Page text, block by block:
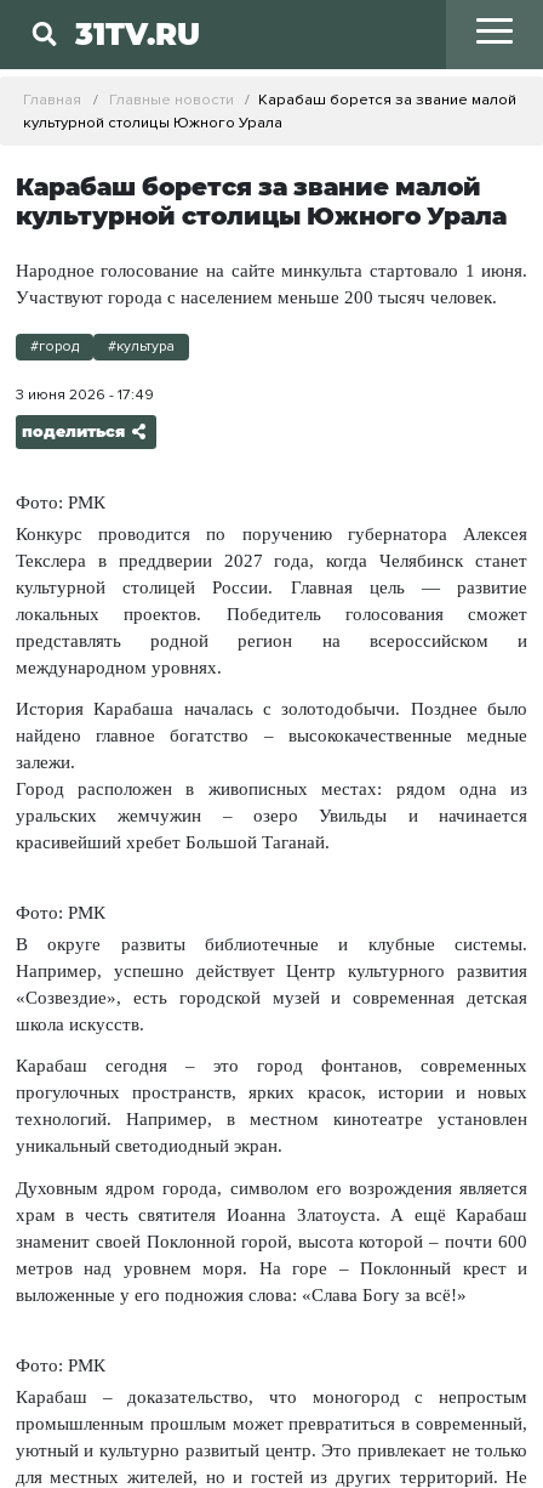
31TV.RU
Главная Главные новости
Карабаш борется за звание малой
культурной столицы Южного Урала
Карабаш борется за звание малой
культурной столицы Южного Урала
Народное голосование на сайте минкульта стартовало 1 июня.
Участвуют города с населением меньше 200 тысяч человек.
#город #культура
3 июня 2026 - 17:49
поделиться
Фото: РМК
Конкурс проводится по поручению губернатора Алексея
Текслера в преддверии 2027 года, когда Челябинск станет
культурной столицей России. Главная цель — развитие
локальных проектов. Победитель голосования сможет
представлять родной регион на всероссийском и
международном уровнях.
История Карабаша началась с золотодобычи. Позднее было
найдено главное богатство – высококачественные медные
залежи.
Город расположен в живописных местах: рядом одна из
уральских жемчужин – озеро Увильды и начинается
красивейший хребет Большой Таганай.
Фото: РМК
В округе развиты библиотечные и клубные системы.
Например, успешно действует Центр культурного развития
«Созвездие», есть городской музей и современная детская
школа искусств.
Карабаш сегодня – это город фонтанов, современных
прогулочных пространств, ярких красок, истории и новых
технологий. Например, в местном кинотеатре установлен
уникальный светодиодный экран.
Духовным ядром города, символом его возрождения является
храм в честь святителя Иоанна Златоуста. А ещё Карабаш
знаменит своей Поклонной горой, высота которой – почти 600
метров над уровнем моря. На горе – Поклонный крест и
выложенные у его подножия слова: «Слава Богу за всё!»
Фото: РМК
Карабаш – доказательство, что моногород с непростым
промышленным прошлым может превратиться в современный,
уютный и культурно развитый центр. Это привлекает не только
для местных жителей, но и гостей из других территорий. Не